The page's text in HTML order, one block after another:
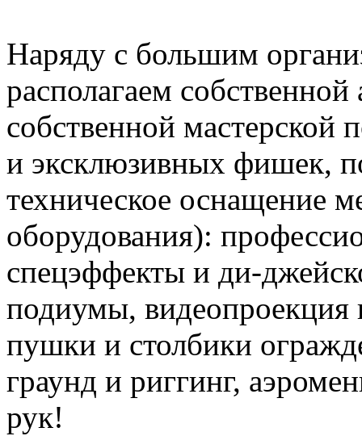
Наряду с большим
располагаем
собственной мастерской
и эксклюзивных фишек,
техническое оснащение
оборудования):
спецэффекты и ди-
подиумы, видеопроекция
пушки и столбики
граунд и риггинг,
рук!